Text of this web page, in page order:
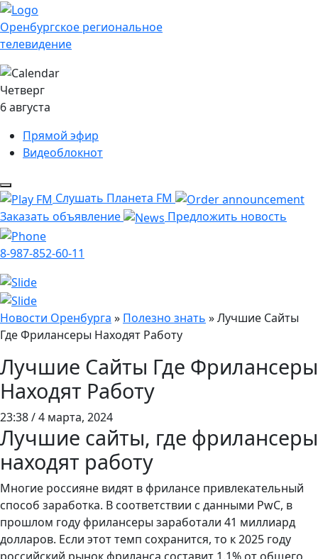
Оренбургское региональное
телевидение
Четверг
6 августа
Прямой эфир
Видеоблокнот
Слушать Планета FM
Заказать объявление
Предложить новость
8-987-852-60-11
Новости Оренбурга » Полезно знать »Лучшие Сайты
Где Фрилансеры Находят Работу
Лучшие Сайты Где Фрилансеры
Находят Работу
23:38 / 4 марта, 2024
Лучшие сайты, где фрилансеры
находят работу
Многие россияне видят в фрилансе привлекательный
способ заработка. В соответствии с данными PwC, в
прошлом году фрилансеры заработали 41 миллиард
долларов. Если этот темп сохранится, то к 2025 году